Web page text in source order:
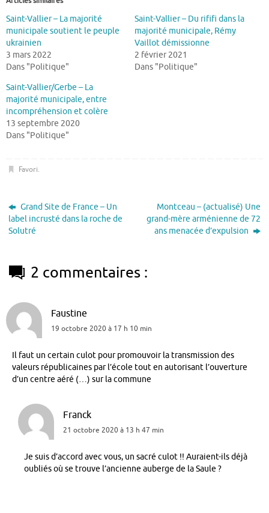
Saint-Vallier – La majorité
municipale soutient le peuple
ukrainien
3 mars 2022
Dans "Politique"
Saint-Vallier – Du rififi dans la
majorité municipale, Rémy
Vaillot démissionne
2 février 2021
Dans "Politique"
Saint-Vallier/Gerbe – La
majorité municipale, entre
incompréhension et colère
13 septembre 2020
Dans "Politique"
Favori.
Grand Site de France – Un
label incrusté dans la roche de
Solutré
Montceau – (actualisé) Une
grand-mère arménienne de 72
ans menacée d’expulsion
2 commentaires :
Faustine
19 octobre 2020 à 17 h 10 min
Il faut un certain culot pour promouvoir la transmission des
valeurs républicaines par l’école tout en autorisant l’ouverture
d’un centre aéré (…) sur la commune
Franck
21 octobre 2020 à 13 h 47 min
Je suis d’accord avec vous, un sacré culot !! Auraient-ils déjà
oubliés où se trouve l’ancienne auberge de la Saule ?